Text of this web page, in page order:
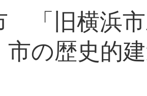
「旧横浜
の歴史的